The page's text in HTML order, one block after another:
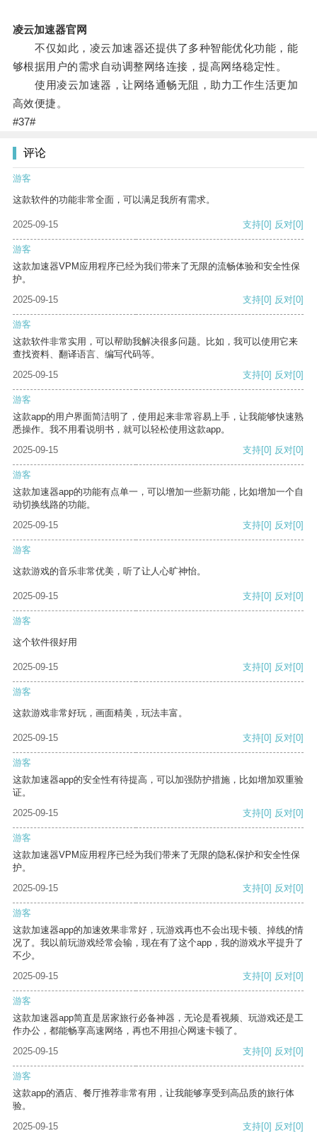
凌云加速器官网
不仅如此，凌云加速器还提供了多种智能优化功能，能
够根据用户的需求自动调整网络连接，提高网络稳定性。
使用凌云加速器，让网络通畅无阻，助力工作生活更加
高效便捷。
#37#
评论
游客
这款软件的功能非常全面，可以满足我所有需求。
2025-09-15 支持[0] 反对[0]
游客
这款加速器VPM应用程序已经为我们带来了无限的流畅体验和安全性保
护。
2025-09-15
支持[0] 反对[0]
游客
这款软件非常实用，可以帮助我解决很多问题。比如，我可以使用它来
查找资料、翻译语言、编写代码等。
2025-09-15
支持[0] 反对[0]
游客
这款app的用户界面简洁明了，使用起来非常容易上手，让我能够快速熟
悉操作。我不用看说明书，就可以轻松使用这款app。
2025-09-15
支持[0] 反对[0]
游客
这款加速器app的功能有点单一，可以增加一些新功能，比如增加一个自
动切换线路的功能。
2025-09-15
支持[0] 反对[0]
游客
这款游戏的音乐非常优美，听了让人心旷神怡。
2025-09-15 支持[0] 反对[0]
游客
这个软件很好用
2025-09-15 支持[0] 反对[0]
游客
这款游戏非常好玩，画面精美，玩法丰富。
2025-09-15 支持[0] 反对[0]
游客
这款加速器app的安全性有待提高，可以加强防护措施，比如增加双重验
证。
2025-09-15
支持[0] 反对[0]
游客
这款加速器VPM应用程序已经为我们带来了无限的隐私保护和安全性保
护。
2025-09-15
支持[0] 反对[0]
游客
这款加速器app的加速效果非常好，玩游戏再也不会出现卡顿、掉线的情
况了。我以前玩游戏经常会输，现在有了这个app，我的游戏水平提升了
不少。
2025-09-15
支持[0] 反对[0]
游客
这款加速器app简直是居家旅行必备神器，无论是看视频、玩游戏还是工
作办公，都能畅享高速网络，再也不用担心网速卡顿了。
2025-09-15
支持[0] 反对[0]
游客
这款app的酒店、餐厅推荐非常有用，让我能够享受到高品质的旅行体
验。
2025-09-15
支持[0] 反对[0]